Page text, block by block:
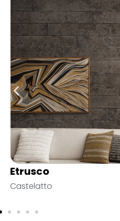
Apparente
Castelatto